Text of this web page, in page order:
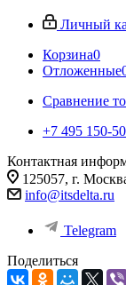
Личный
Корзина0
Отложенные
Сравнение
+7 495 150-
Контактная
125057, г.
info@itsdelta.ru
Telegram
Поделиться